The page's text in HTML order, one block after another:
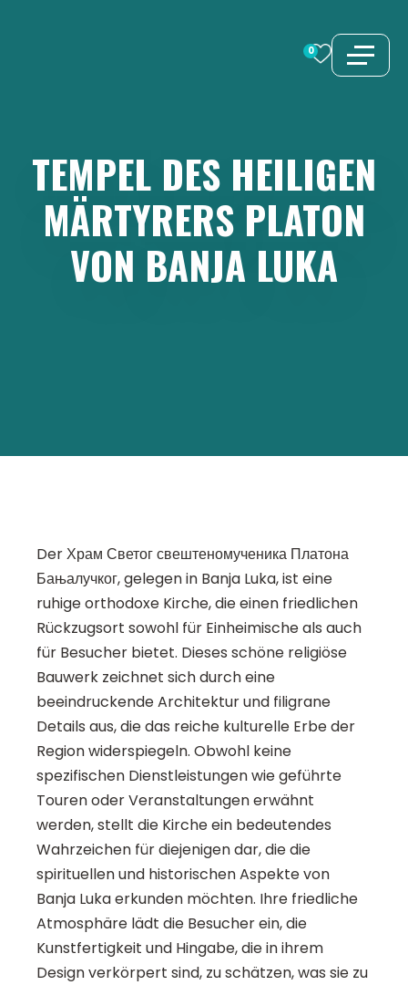
0
TEMPEL DES HEILIGEN
MÄRTYRERS PLATON
VON BANJA LUKA
Der Храм Светог свештеномученика Платона
Бањалучког, gelegen in Banja Luka, ist eine
ruhige orthodoxe Kirche, die einen friedlichen
Rückzugsort sowohl für Einheimische als auch
für Besucher bietet. Dieses schöne religiöse
Bauwerk zeichnet sich durch eine
beeindruckende Architektur und filigrane
Details aus, die das reiche kulturelle Erbe der
Region widerspiegeln. Obwohl keine
spezifischen Dienstleistungen wie geführte
Touren oder Veranstaltungen erwähnt
werden, stellt die Kirche ein bedeutendes
Wahrzeichen für diejenigen dar, die die
spirituellen und historischen Aspekte von
Banja Luka erkunden möchten. Ihre friedliche
Atmosphäre lädt die Besucher ein, die
Kunstfertigkeit und Hingabe, die in ihrem
Design verkörpert sind, zu schätzen, was sie zu